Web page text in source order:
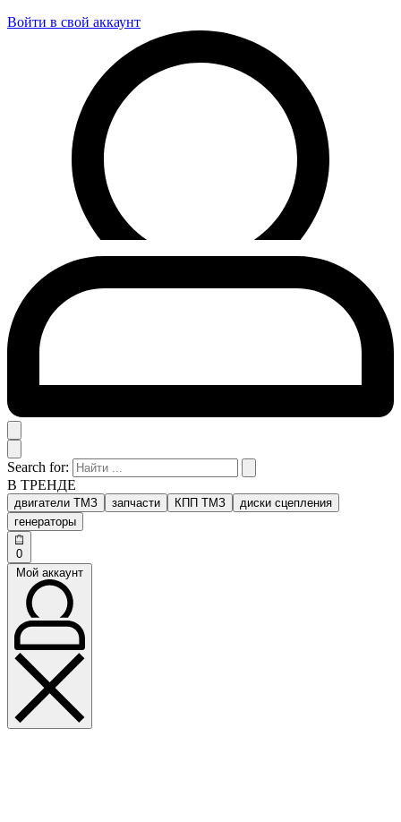
Войти в свой аккаунт
Search for:
В ТРЕНДЕ
двигатели ТМЗ запчасти КПП ТМЗ
диски сцепления
генераторы
0
Мой аккаунт